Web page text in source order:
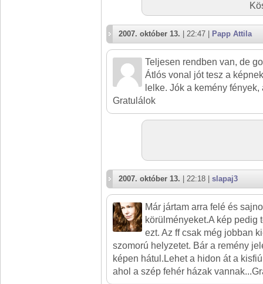
2007. október 13. | 22:47 | Papp Attila
Teljesen rendben van, de
Átlós vonal jót tesz a
lelke. Jók a kemény
Gratulálok
2007. október 13. | 22:18 | slapaj3
Már jártam arra felé és
körülményeket.A kép pedig
ezt. Az ff csak még jobban
szomorú helyzetet. Bár a remény
képen hátul.Lehet a hidon át a
ahol a szép fehér házak